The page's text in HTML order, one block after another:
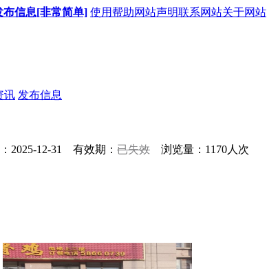
布信息[非常简单] 使用帮助网站声明联系网站关于网站
讯 发布信息
2025-12-31 有效期： 已失效 浏览量：1170人次